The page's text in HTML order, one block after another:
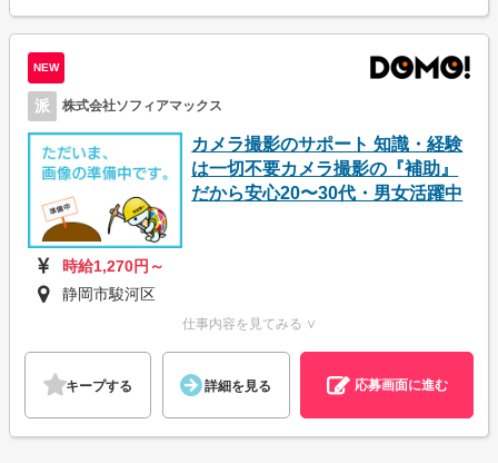
NEW
派 株式会社ソフィアマックス
カメラ撮影のサポート 知識・経験
は一切不要カメラ撮影の『補助』
だから安心20〜30代・男女活躍中
時給1,270円～
静岡市駿河区
仕事内容を見てみる ∨
キープする 詳細を見る 応募画面に進む